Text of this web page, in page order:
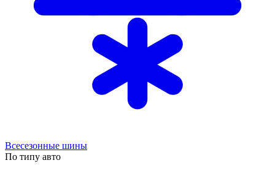
Всесезонные шины
По типу авто